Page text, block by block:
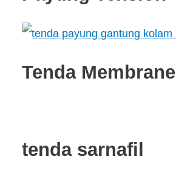
Tenda Membrane
tenda sarnafil